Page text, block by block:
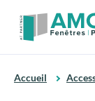
Accueil